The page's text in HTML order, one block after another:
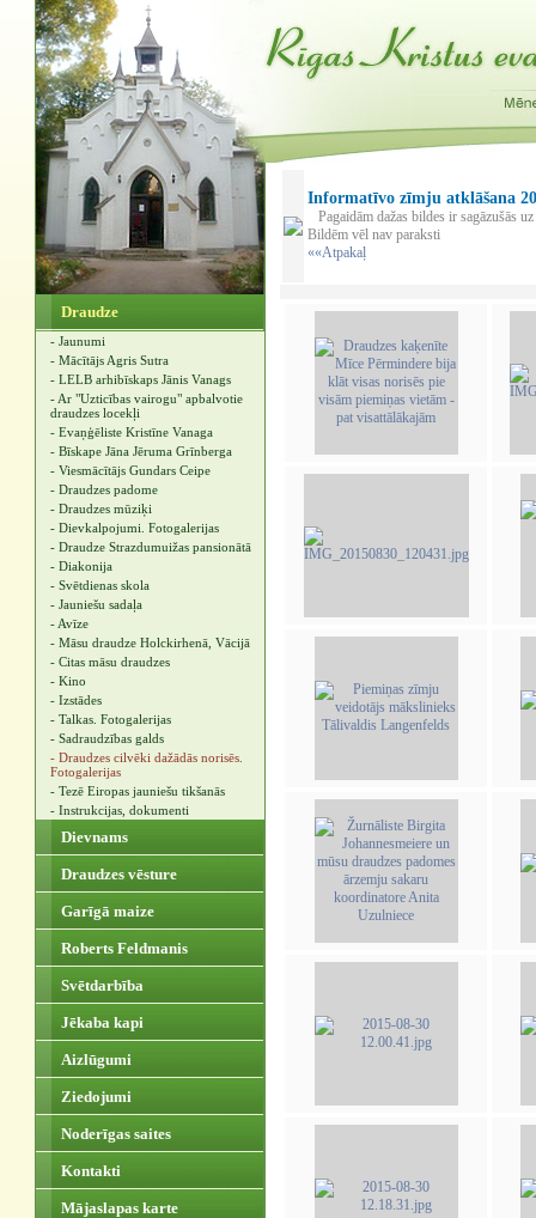
Draudze
- Jaunumi
- Mācītājs Agris Sutra
- LELB arhibīskaps Jānis Vanags
- Ar "Uzticības vairogu" apbalvotie
draudzes locekļi
- Evaņģēliste Kristīne Vanaga
- Bīskape Jāna Jēruma Grīnberga
- Viesmācītājs Gundars Ceipe
- Draudzes padome
- Draudzes mūziķi
- Dievkalpojumi. Fotogalerijas
- Draudze Strazdumuižas pansionātā
- Diakonija
- Svētdienas skola
- Jauniešu sadaļa
- Avīze
- Māsu draudze Holckirhenā, Vācijā
- Citas māsu draudzes
- Kino
- Izstādes
- Talkas. Fotogalerijas
- Sadraudzības galds
- Draudzes cilvēki dažādās norisēs.
Fotogalerijas
- Tezē Eiropas jauniešu tikšanās
- Instrukcijas, dokumenti
Dievnams
Draudzes vēsture
Garīgā maize
Roberts Feldmanis
Svētdarbība
Jēkaba kapi
Aizlūgumi
Ziedojumi
Noderīgas saites
Kontakti
Mājaslapas karte
Informatīvo zīmju atklāšana
Pagaidām dažas bildes ir sagāzušās
Bildēm vēl nav paraksti
««Atpakaļ